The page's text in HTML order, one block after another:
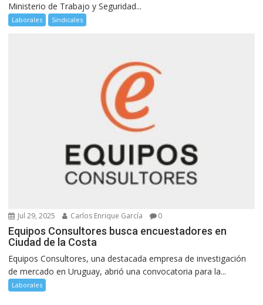
Ministerio de Trabajo y Seguridad...
Laborales Sindicales
Jul 29, 2025 Carlos Enrique García 0
Equipos Consultores busca encuestadores en
Ciudad de la Costa
Equipos Consultores, una destacada empresa de investigación
de mercado en Uruguay, abrió una convocatoria para la...
Laborales